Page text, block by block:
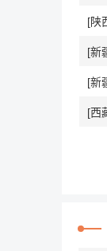
[陕
[新
[新
[西